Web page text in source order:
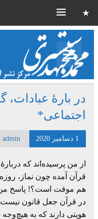
در بارۀ عبادات،
اجتماعی*
1 دسامبر 2020 admin
از من پرسیده‌اند که
قرآن آمده چون نماز،
هم موقت است؟! پاسخ من
در قرآن جعل قانون نیست،
هویتی دارند که به